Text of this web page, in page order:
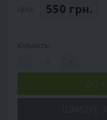
550 грн.
Кількість:
ДО